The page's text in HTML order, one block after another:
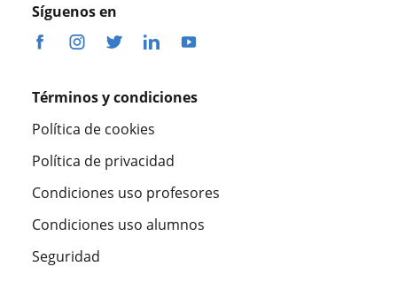
Síguenos en
Términos y condiciones
Política de cookies
Política de privacidad
Condiciones uso profesores
Condiciones uso alumnos
Seguridad